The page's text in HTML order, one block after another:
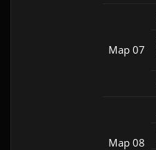
Map 07
Map 08